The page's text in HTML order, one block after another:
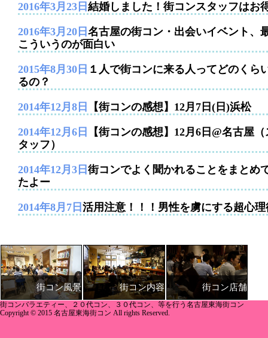
2016年3月23日 結婚しました！街コンスタッフはお
2016年3月20日 名古屋の街コン・出会いイベント、
こういうのが面白い
2015年8月30日 １人で街コンに来る人ってどのくら
るの？
2014年12月8日 【街コンの感想】12月7日(日)浜松
2014年12月6日
【街コンの感想】12月6日@名古屋（
タッフ）
2014年12月3日 街コンでよく聞かれることをまとめ
たよー
2014年8月7日 活用注意！！！男性を虜にする超心理
街コン風景 街コン内容 街コン店舗
街コンバラエティー、２０代コン、３０代コン、等を行う名古屋東海街コン
Copyright © 2015 名古屋東海街コン All rights Reserved.